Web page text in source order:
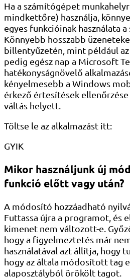
Ha a számítógépet
mindkettőre) használja,
egyes funkcióinak használata
Könnyebb hosszabb
billentyűzetén, mint például
pedig egész nap a Microsoft
hatékonyságnövelő
kényelmesebb a Windows
érkező értesítések
váltás helyett.
Töltse le az alkalmazást itt:
GYIK
Mikor használjunk új
funkció előtt vagy után?
A módosító hozzáadható
Futtassa újra a programot, és
kimenet nem változott-e.
hogy a figyelmeztetés már
használatával azt állítja, hogy
hogy az általa módosított tag
alaposztályból örökölt tagot.